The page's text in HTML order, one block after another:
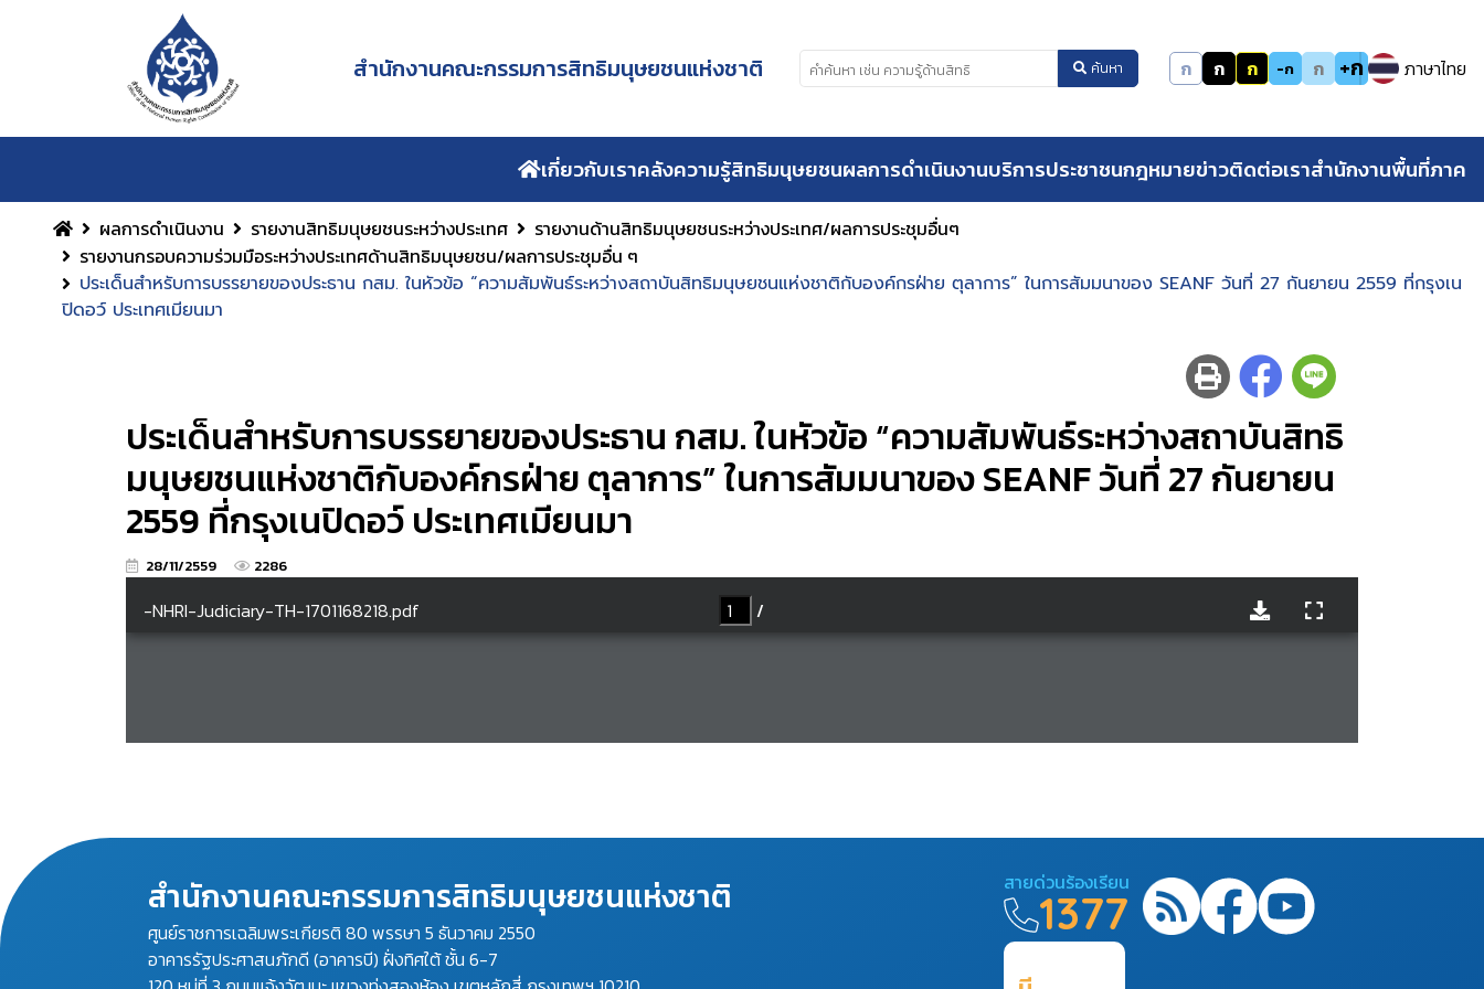
สำนักงานคณะกรรมการสิทธิมนุษยชนแห่งชาติ ค้นหา ก ก ก -ก ก +ก ภาษาไทย
เกี่ยวกับเราคลังความรู้สิทธิมนุษยชนผลการดำเนินงานบริการประชาชนกฎหมายข่าวติดต่อเราสำนักงานพื้นที่ภาค
ผลการดำเนินงาน รายงานสิทธิมนุษยชนระหว่างประเทศ
รายงานด้านสิทธิมนุษยชนระหว่างประเทศ/ผลการประชุมอื่นๆ
รายงานกรอบความร่วมมือระหว่างประเทศด้านสิทธิมนุษยชน/ผลการประชุมอื่น ๆ
ประเด็นสำหรับการบรรยายของประธาน กสม. ในหัวข้อ “ความสัมพันธ์ระหว่างสถาบันสิทธิมนุษยชนแห่งชาติกับองค์กรฝ่าย ตุลาการ” ในการสัมมนาของ SEANF วันที่ 27 กันยายน 2559 ที่กรุงเน
ปิดอว์ ประเทศเมียนมา
ประเด็นสำหรับการบรรยายของประธาน กสม. ในหัวข้อ “ความสัมพันธ์ระหว่างสถาบันสิทธิ
มนุษยชนแห่งชาติกับองค์กรฝ่าย ตุลาการ” ในการสัมมนาของ SEANF วันที่ 27 กันยายน
2559 ที่กรุงเนปิดอว์ ประเทศเมียนมา
28/11/2559 2286
สำนักงานคณะกรรมการสิทธิมนุษยชนแห่งชาติ
ศูนย์ราชการเฉลิมพระเกียรติ 80 พรรษา 5 ธันวาคม 2550
อาคารรัฐประศาสนภักดี (อาคารบี) ฝั่งทิศใต้ ชั้น 6-7
สายด่วนร้องเรียน
1377